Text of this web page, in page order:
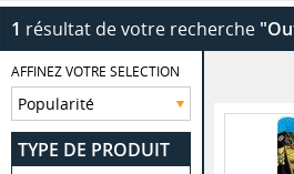
1 résultat de votre recherche
AFFINEZ VOTRE SELECTION
TYPE DE PRODUIT